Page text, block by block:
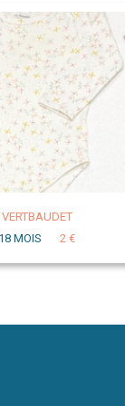
MOIS
2 €